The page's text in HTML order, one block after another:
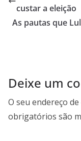
A
p
custar a eleição
As pautas que
Deixe um
O seu endereço
obrigatórios são